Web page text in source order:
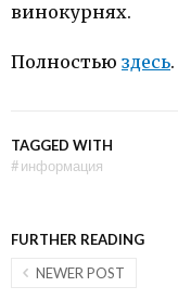
винокурнях.
Полностью здесь.
TAGGED WITH
#информация
FURTHER READING
NEWER POST